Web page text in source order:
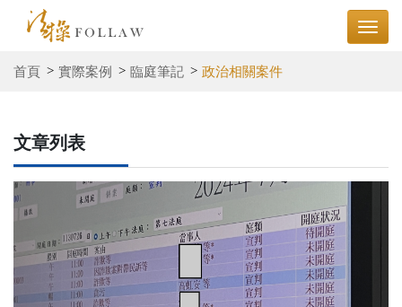
首頁 實際案例 臨庭筆記 政治相關案件
文章列表